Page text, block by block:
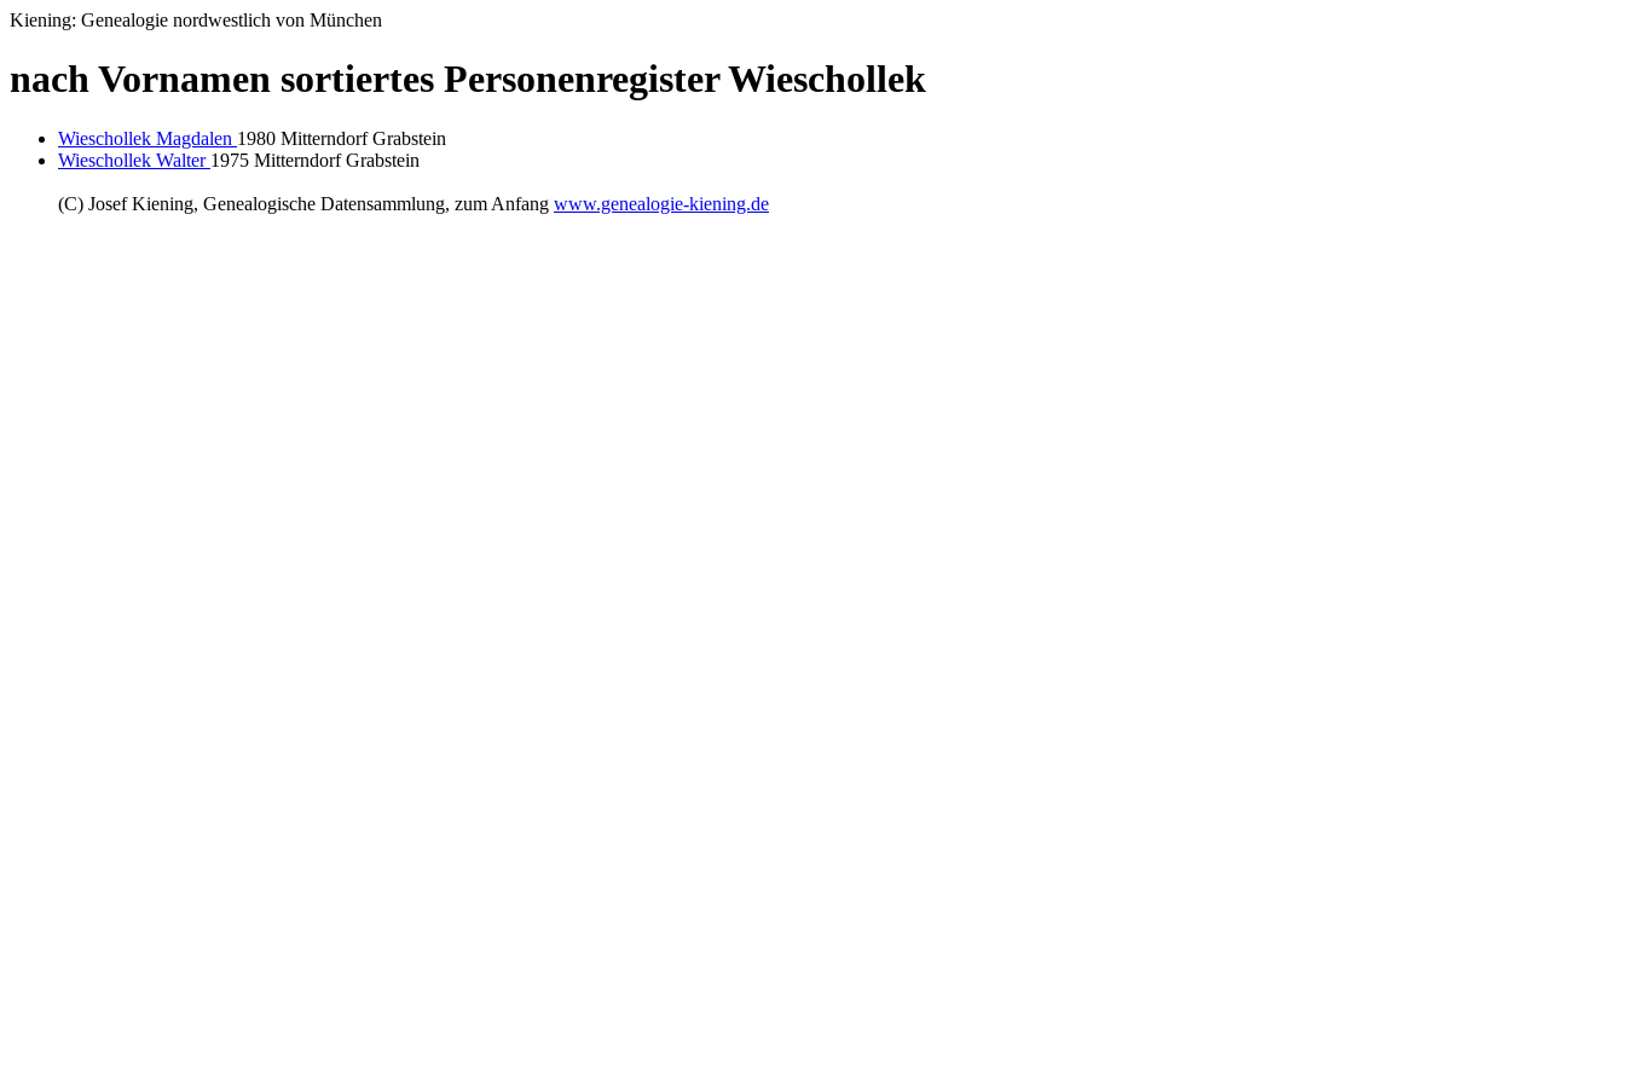
Kiening: Genealogie nordwestlich von München
nach Vornamen sortiertes Personenregister Wieschollek
Wieschollek Magdalen 1980 Mitterndorf Grabstein
Wieschollek Walter 1975 Mitterndorf Grabstein
(C) Josef Kiening, Genealogische Datensammlung, zum Anfang www.genealogie-kiening.de